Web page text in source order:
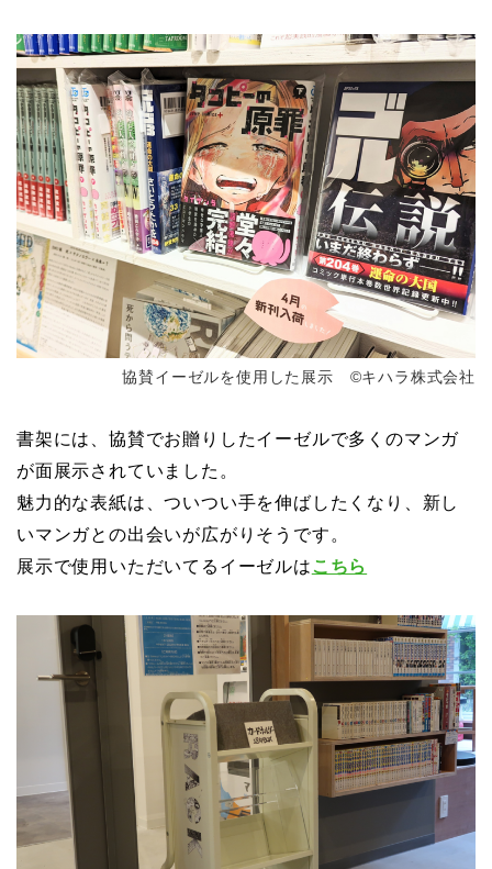
協賛イーゼルを使用した展示 ©キハラ株式会社
書架には、協賛でお贈りしたイーゼルで多くのマンガ
が面展示されていました。
魅力的な表紙は、ついつい手を伸ばしたくなり、新し
いマンガとの出会いが広がりそうです。
展示で使用いただいてるイーゼルは こちら